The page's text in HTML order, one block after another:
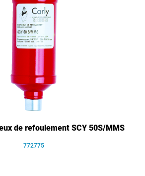
de refoulement SCY 50S/MMS
772775